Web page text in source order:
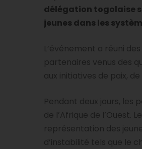
délégation togolaise
jeunes dans les
L’événement a réuni
partenaires venus des
aux initiatives de paix,
Pendant deux jours, les
de l’Afrique de
représentation des
d’instabilité tels que le